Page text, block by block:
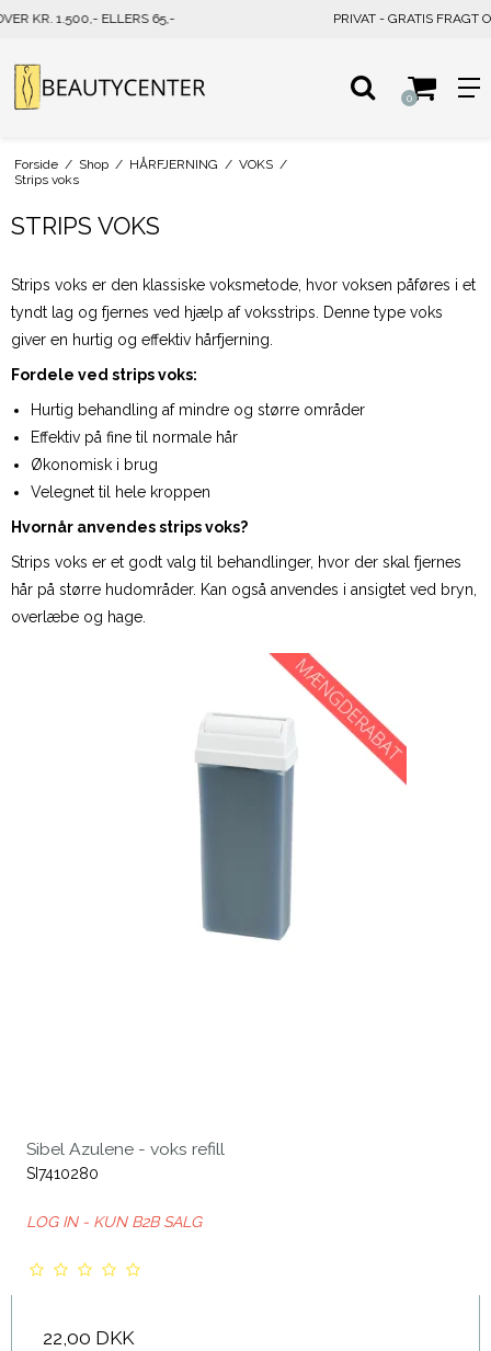
PRIVAT - GRATIS FRAGT OVER KR. 500,- ELLERS 39,-
0
Forside / Shop / HÅRFJERNING / VOKS /
Strips voks
STRIPS VOKS
Strips voks er den klassiske voksmetode, hvor voksen påføres i et
tyndt lag og fjernes ved hjælp af voksstrips. Denne type voks
giver en hurtig og effektiv hårfjerning.
Fordele ved strips voks:
Hurtig behandling af mindre og større områder
Effektiv på fine til normale hår
Økonomisk i brug
Velegnet til hele kroppen
Hvornår anvendes strips voks?
Strips voks er et godt valg til behandlinger, hvor der skal fjernes
hår på større hudområder. Kan også anvendes i ansigtet ved bryn,
overlæbe og hage.
Sibel Azulene - voks refill
SI7410280
LOG IN - KUN B2B SALG
22,00 DKK